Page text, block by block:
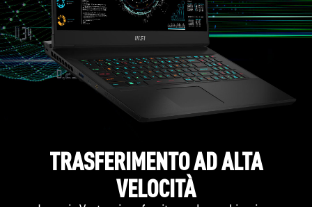
TRASFERIMENTO AD ALTA
VELOCITÀ